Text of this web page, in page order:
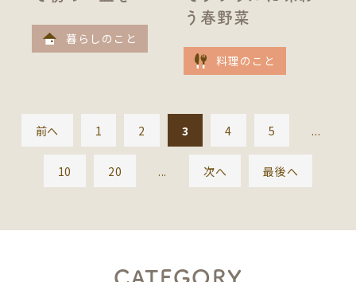
暮らしのこと
う春野菜
料理のこと
前へ 1 2 3 4 5 ...
10 20 ... 次へ 最後へ
CATEGORY